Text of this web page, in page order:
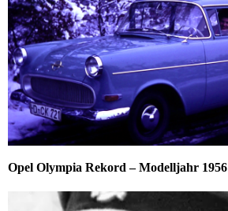
Opel Olympia Rekord – Modelljahr 1956